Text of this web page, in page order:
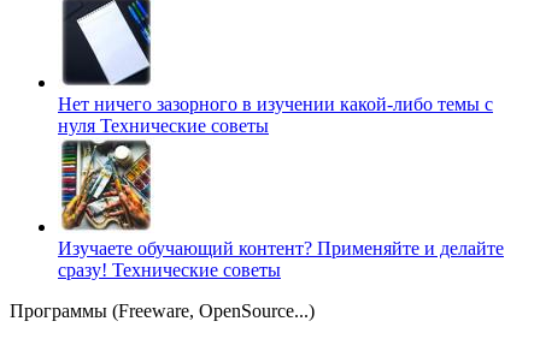
Нет ничего зазорного в изучении какой-либо темы с
нуля Технические советы
Изучаете обучающий контент? Применяйте и делайте
сразу! Технические советы
Программы (Freeware, OpenSource...)